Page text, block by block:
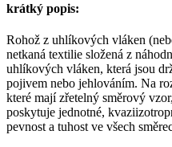
krátký popis:
Rohož z uhlíkových vláken
netkaná textilie složená z
uhlíkových vláken, která jsou
pojivem nebo jehlováním. Na
které mají zřetelný směrový
poskytuje jednotné,
pevnost a tuhost ve všech